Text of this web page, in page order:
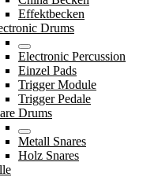
Effektbecken
Drums
Electronic Percussion
Einzel Pads
Trigger Module
Trigger Pedale
Drums
Metall Snares
Holz Snares